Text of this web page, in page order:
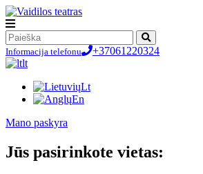
Informacija telefonu
+37061220324
lt
Lt
En
Мano paskyra
Jūs pasirinkote vietas: